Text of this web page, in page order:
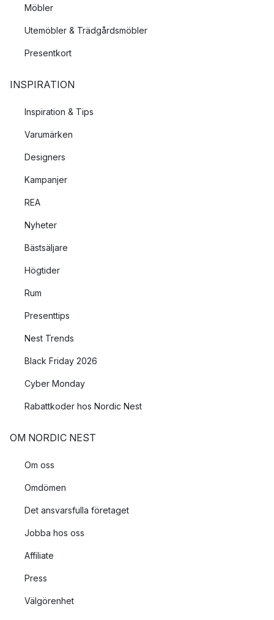
Möbler
Utemöbler & Trädgårdsmöbler
Presentkort
INSPIRATION
Inspiration & Tips
Varumärken
Designers
Kampanjer
REA
Nyheter
Bästsäljare
Högtider
Rum
Presenttips
Nest Trends
Black Friday 2026
Cyber Monday
Rabattkoder hos Nordic Nest
OM NORDIC NEST
Om oss
Omdömen
Det ansvarsfulla företaget
Jobba hos oss
Affiliate
Press
Välgörenhet